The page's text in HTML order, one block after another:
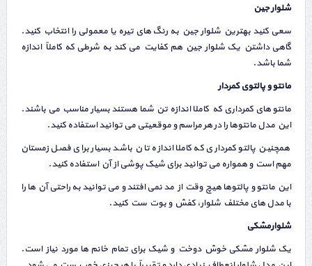
شلوارجین
سعی کنید بهترین شلوار جین به رنگ های تیره یا معمولی را انتخاب کنید.
گاهی داشتن یک شلوار جین هم کفایت می کند به شرطی که کاملاً اندازه
شما باشد.
مانتو و پالتوی کمردار
مانتو های کمرداری که کاملا اندازه تن شما هستند بسیار مناسب می باشند.
این مدل مانتوها را در هر مراسم و موقعیتی می توانید استفاده کنید.
همچنین پالتو کمرداری که کاملا اندازه تان باشد بسیار برای فصل زمستان
مهم است و همواره می توانید برای شیک پوشی از آن استفاده کنید.
این مانتو و پالتوها هیچ وقت از مد نمی افتند و می توانید به راحتی آن ها را
با مدل های مختلف شلوار، کفش و بوت ست کنید.
شلوارمشکی
یک شلوار مشکی خوش دوخت و شیک برای تمام خانم ها مورد نیاز است.